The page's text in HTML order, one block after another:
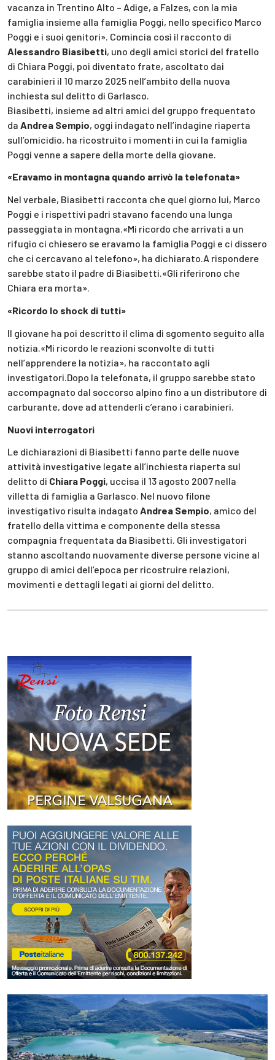
vacanza in Trentino Alto – Adige, a Falzes, con la mia
famiglia insieme alla famiglia Poggi, nello specifico Marco
Poggi e i suoi genitori». Comincia così il racconto di
Alessandro Biasibetti, uno degli amici storici del fratello
di Chiara Poggi, poi diventato frate, ascoltato dai
carabinieri il 10 marzo 2025 nell’ambito della nuova
inchiesta sul delitto di Garlasco.
Biasibetti, insieme ad altri amici del gruppo frequentato
da Andrea Sempio, oggi indagato nell’indagine riaperta
sull’omicidio, ha ricostruito i momenti in cui la famiglia
Poggi venne a sapere della morte della giovane.
«Eravamo in montagna quando arrivò la telefonata»
Nel verbale, Biasibetti racconta che quel giorno lui, Marco
Poggi e i rispettivi padri stavano facendo una lunga
passeggiata in montagna.«Mi ricordo che arrivati a un
rifugio ci chiesero se eravamo la famiglia Poggi e ci dissero
che ci cercavano al telefono», ha dichiarato.A rispondere
sarebbe stato il padre di Biasibetti.«Gli riferirono che
Chiara era morta».
«Ricordo lo shock di tutti»
Il giovane ha poi descritto il clima di sgomento seguito alla
notizia.«Mi ricordo le reazioni sconvolte di tutti
nell’apprendere la notizia», ha raccontato agli
investigatori.Dopo la telefonata, il gruppo sarebbe stato
accompagnato dal soccorso alpino fino a un distributore di
carburante, dove ad attenderli c’erano i carabinieri.
Nuovi interrogatori
Le dichiarazioni di Biasibetti fanno parte delle nuove
attività investigative legate all’inchiesta riaperta sul
delitto di Chiara Poggi, uccisa il 13 agosto 2007 nella
villetta di famiglia a Garlasco. Nel nuovo filone
investigativo risulta indagato Andrea Sempio, amico del
fratello della vittima e componente della stessa
compagnia frequentata da Biasibetti. Gli investigatori
stanno ascoltando nuovamente diverse persone vicine al
gruppo di amici dell’epoca per ricostruire relazioni,
movimenti e dettagli legati ai giorni del delitto.